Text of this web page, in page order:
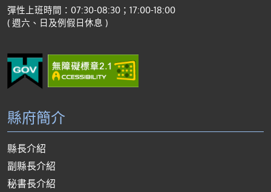
彈性上班時間：07:30-08:30；17:00-18:00
( 週六、日及例假日休息 )
縣府簡介
縣長介紹
副縣長介紹
秘書長介紹